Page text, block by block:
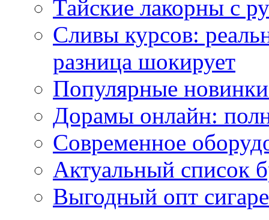
Тайские лакорны с
Сливы курсов:
разница шокирует
Популярные
Дорамы онлайн:
Современное
Актуальный список
Выгодный опт